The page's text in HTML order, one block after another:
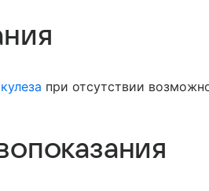
при отсутствии